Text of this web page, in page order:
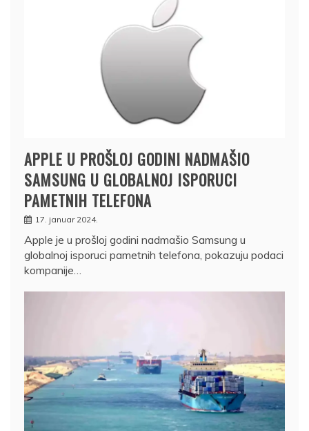
APPLE U PROŠLOJ GODINI NADMAŠIO
SAMSUNG U GLOBALNOJ ISPORUCI
PAMETNIH TELEFONA
17. januar 2024.
Apple je u prošloj godini nadmašio Samsung u
globalnoj isporuci pametnih telefona, pokazuju podaci
kompanije…